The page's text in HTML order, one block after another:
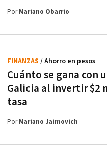
PorMariano Obarrio
Cuánto se gana con
Galicia al invertir $2
tasa
FINANZAS / Ahorro en pesos
PorMariano Jaimovich